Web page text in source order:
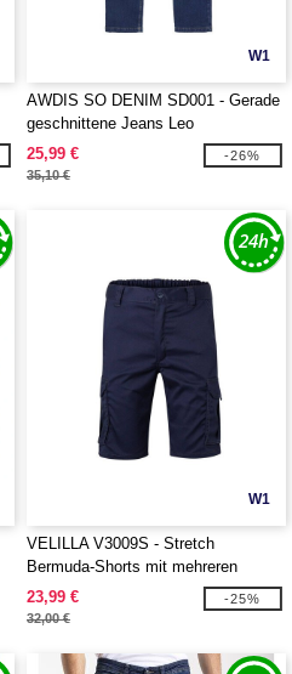
W1
AWDIS SO DENIM SD001 - Gerade
geschnittene Jeans Leo
25,99 €
35,10 €
-26%
W1
VELILLA V3009S - Stretch
Bermuda-Shorts mit mehreren
Taschen
23,99 €
32,00 €
-25%